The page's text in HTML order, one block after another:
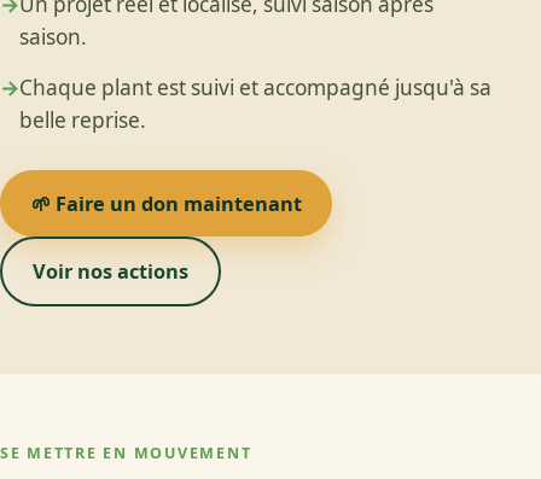
saison.
→Chaque plant est suivi et accompagné jusqu'à sa
belle reprise.
🌱 Faire un don maintenant
Voir nos actions
SE METTRE EN MOUVEMENT